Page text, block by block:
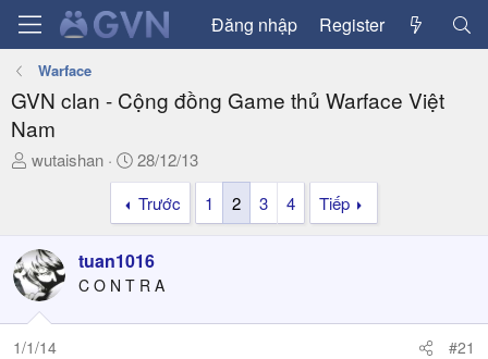
Đăng nhập Register
Warface
GVN clan - Cộng đồng Game thủ Warface Việt
Nam
T
a
d
s
t
a
wutaishan
N
g
à
y
g
ử
28/12/13
Trước
1 2 3 4 Tiếp
tuan1016
C O N T R A
1/1/14 #21